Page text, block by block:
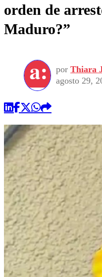
orden de
Maduro?”
por Thiara
agosto 29,